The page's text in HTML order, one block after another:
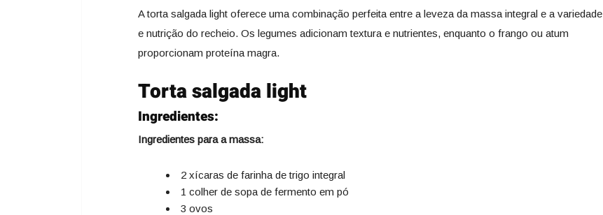
A torta salgada light oferece uma combinação perfeita entre a leveza da massa integral e a variedade
e nutrição do recheio. Os legumes adicionam textura e nutrientes, enquanto o frango ou atum
proporcionam proteína magra.
Torta salgada light
Ingredientes:
Ingredientes para a massa:
2 xícaras de farinha de trigo integral
1 colher de sopa de fermento em pó
3 ovos